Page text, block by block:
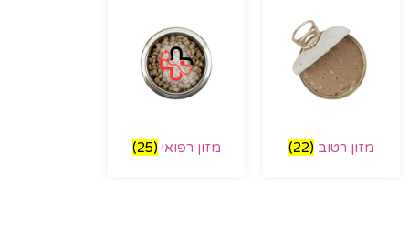
מזון רטוב (22) מזון רפואי (25)